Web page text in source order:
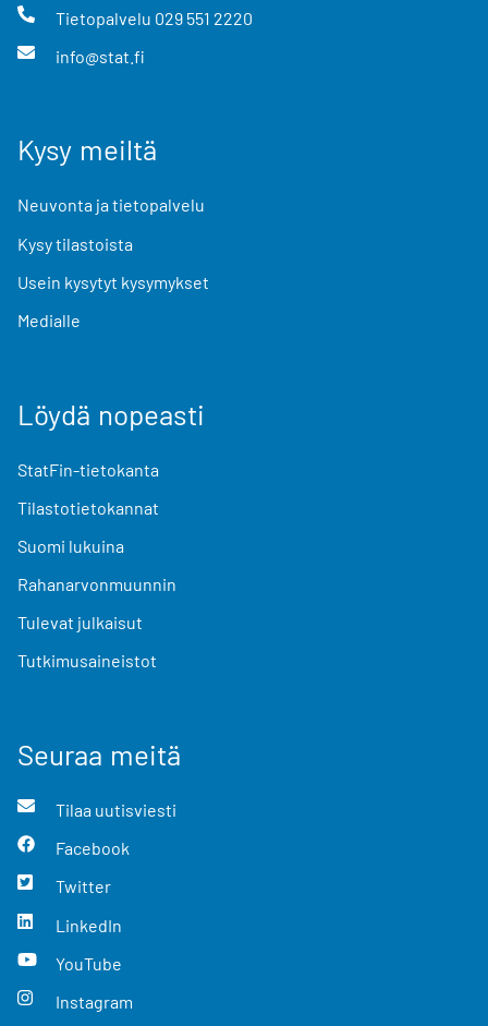
Tietopalvelu 029 551 2220
info@stat.fi
Kysy meiltä
Neuvonta ja tietopalvelu
Kysy tilastoista
Usein kysytyt kysymykset
Medialle
Löydä nopeasti
StatFin-tietokanta
Tilastotietokannat
Suomi lukuina
Rahanarvonmuunnin
Tulevat julkaisut
Tutkimusaineistot
Seuraa meitä
Tilaa uutisviesti
Facebook
Twitter
LinkedIn
YouTube
Instagram